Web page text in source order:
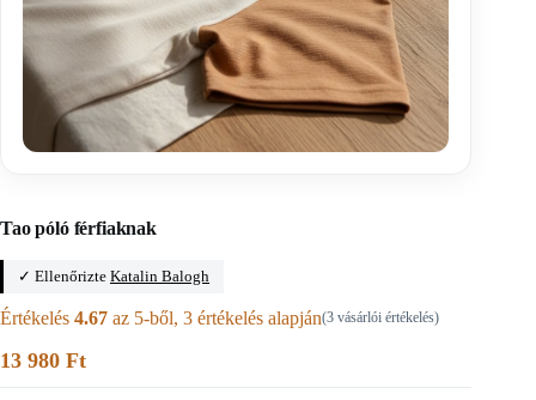
Tao póló férfiaknak
✓ Ellenőrizte Katalin Balogh
Értékelés 4.67 az 5-ből, 3 értékelés alapján(3 vásárlói értékelés)
13 980 Ft